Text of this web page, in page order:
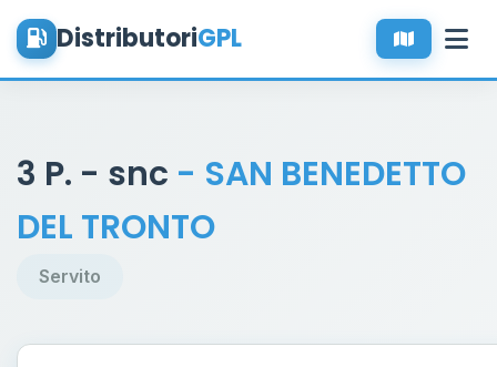
DistributoriGPL
3 P. - snc - SAN BENEDETTO
DEL TRONTO
Servito